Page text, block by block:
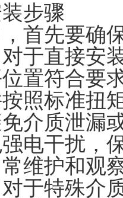
步骤
先要确保
于直接安
置符合要
照标准扭
介质泄漏
电干扰，
维护和观
于特殊介